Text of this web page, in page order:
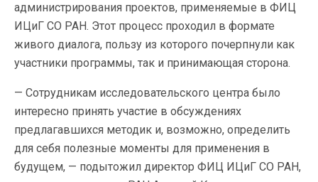
администрирования проектов, применяемые в ФИЦ
ИЦиГ СО РАН. Этот процесс проходил в формате
живого диалога, пользу из которого почерпнули как
участники программы, так и принимающая сторона.
— Сотрудникам исследовательского центра было
интересно принять участие в обсуждениях
предлагавшихся методик и, возможно, определить
для себя полезные моменты для применения в
будущем, — подытожил директор ФИЦ ИЦиГ СО РАН,